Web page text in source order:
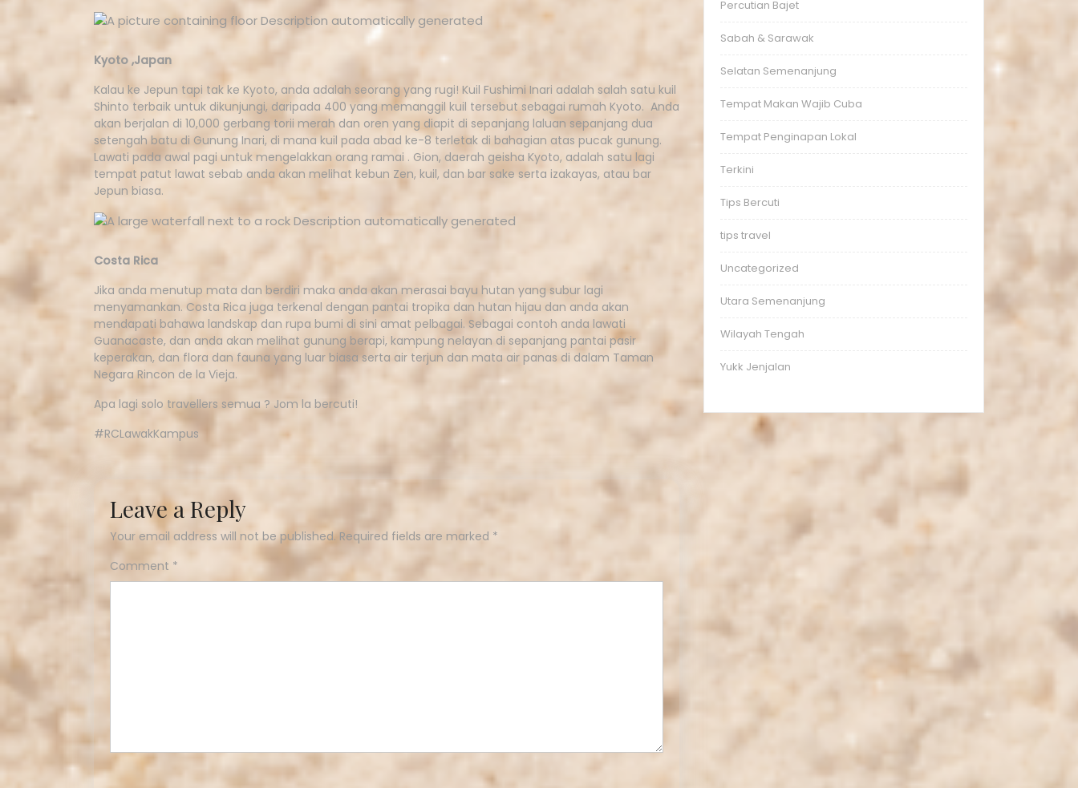
Kyoto ,Japan
Kalau ke Jepun tapi tak ke Kyoto, anda adalah seorang yang rugi! Kuil Fushimi Inari adalah salah satu kuil
Shinto terbaik untuk dikunjungi, daripada 400 yang memanggil kuil tersebut sebagai rumah Kyoto. Anda
akan berjalan di 10,000 gerbang torii merah dan oren yang diapit di sepanjang laluan sepanjang dua
setengah batu di Gunung Inari, di mana kuil pada abad ke-8 terletak di bahagian atas pucak gunung.
Lawati pada awal pagi untuk mengelakkan orang ramai . Gion, daerah geisha Kyoto, adalah satu lagi
tempat patut lawat sebab anda akan melihat kebun Zen, kuil, dan bar sake serta izakayas, atau bar
Jepun biasa.
Costa Rica
Jika anda menutup mata dan berdiri maka anda akan merasai bayu hutan yang subur lagi
menyamankan. Costa Rica juga terkenal dengan pantai tropika dan hutan hijau dan anda akan
mendapati bahawa landskap dan rupa bumi di sini amat pelbagai. Sebagai contoh anda lawati
Guanacaste, dan anda akan melihat gunung berapi, kampung nelayan di sepanjang pantai pasir
keperakan, dan flora dan fauna yang luar biasa serta air terjun dan mata air panas di dalam Taman
Negara Rincon de la Vieja.
Apa lagi solo travellers semua ? Jom la bercuti!
#RCLawakKampus
Leave a Reply
Your email address will not be published. Required fields are marked *
Comment *
Percutian Bajet
Sabah & Sarawak
Selatan Semenanjung
Tempat Makan Wajib Cuba
Tempat Penginapan Lokal
Terkini
Tips Bercuti
tips travel
Uncategorized
Utara Semenanjung
Wilayah Tengah
Yukk Jenjalan